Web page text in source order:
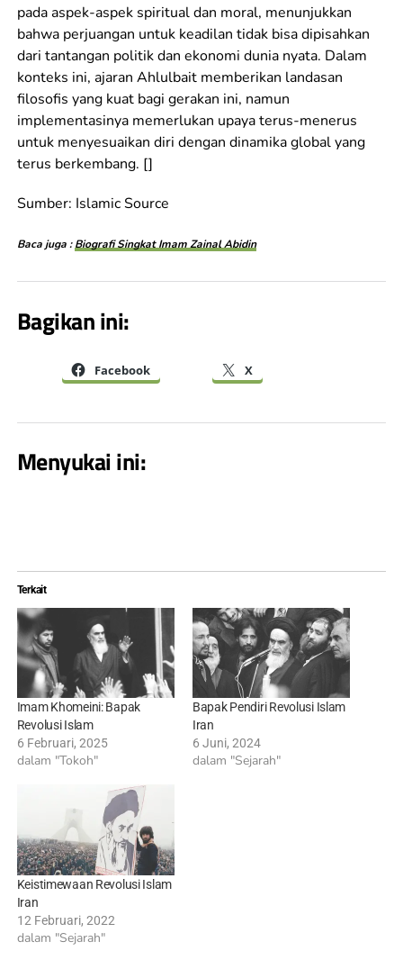
pada aspek-aspek spiritual dan moral, menunjukkan
bahwa perjuangan untuk keadilan tidak bisa dipisahkan
dari tantangan politik dan ekonomi dunia nyata. Dalam
konteks ini, ajaran Ahlulbait memberikan landasan
filosofis yang kuat bagi gerakan ini, namun
implementasinya memerlukan upaya terus-menerus
untuk menyesuaikan diri dengan dinamika global yang
terus berkembang. []
Sumber: Islamic Source
Baca juga :Biografi Singkat Imam Zainal Abidin
Bagikan ini:
Facebook X
Menyukai ini:
Terkait
Imam Khomeini: Bapak
Revolusi Islam
6 Februari, 2025
dalam "Tokoh"
Bapak Pendiri Revolusi Islam
Iran
6 Juni, 2024
dalam "Sejarah"
Keistimewaan Revolusi Islam
Iran
12 Februari, 2022
dalam "Sejarah"